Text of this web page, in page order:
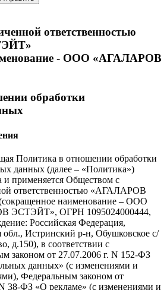
ответственностью
- ООО «АГАЛАРОВ
обработки
Политика в отношении обработки
данных (далее – «Политика»)
и применяется Обществом с
ответственностью «АГАЛАРОВ
наименование – ООО
ЭСТЭЙТ», ОГРН 1095024000444,
Российская Федерация,
обл., Истринский р-н, Обушковское с/
д.150), в соответствии с
законом от 27.07.2006 г. N 152-ФЗ
данных» (с изменениями и
Федеральным законом от
38-ФЗ «О рекламе» (с изменениями и